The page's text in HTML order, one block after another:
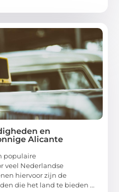
en
Alicante
populaire
veel Nederlandse
hiervoor zijn de
die het land te bieden ...